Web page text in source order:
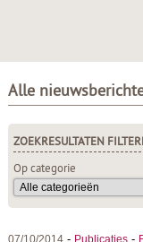
Alle
ZOEKRESULTATEN
Op categorie
07/10/2014- Publicaties-